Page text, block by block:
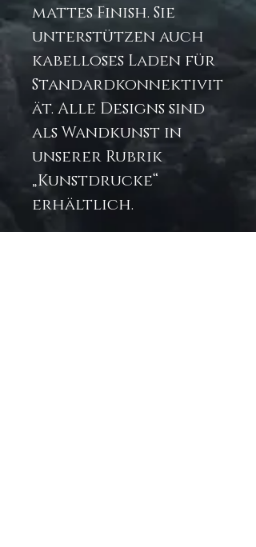
mattes Finish. Sie
unterstützen auch
kabelloses Laden für
Standardkonnektivit
ät. Alle Designs sind
als Wandkunst in
unserer Rubrik
„Kunstdrucke“
erhältlich.